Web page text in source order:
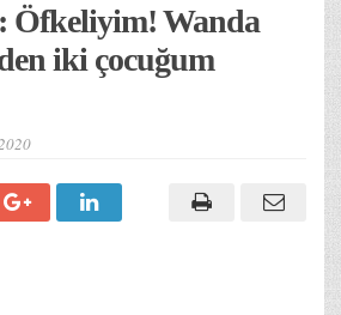
Öfkeliyim! Wanda
iki çocuğum